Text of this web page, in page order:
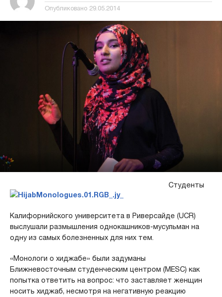
Опубликовано 29.05.2014
Студенты
Калифорнийского университета в Риверсайде (UCR)
выслушали размышления однокашников-мусульман на
одну из самых болезненных для них тем.
«Монологи о хиджабе» были задуманы
Ближневосточным студенческим центром (MESC) как
попытка ответить на вопрос: что заставляет женщин
носить хиджаб, несмотря на негативную реакцию